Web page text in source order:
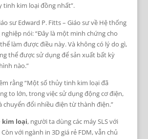
tinh kim loại đồng nhất”.
sư Edward P. Fitts – Giáo sư về Hệ thống
nói: “Đây là một minh chứng cho
làm được điều này. Và không có lý do gì,
thể được sử dụng để sản xuất bất kỳ
nào.”
rằng “Một số thủy tinh kim loại đã
to lớn, trong việc sử dụng động cơ điện,
chuyển đổi nhiều điện từ thành điện.”
kim loại, người ta dùng các máy SLS với
với ngành in 3D giá rẻ FDM, vẫn chủ